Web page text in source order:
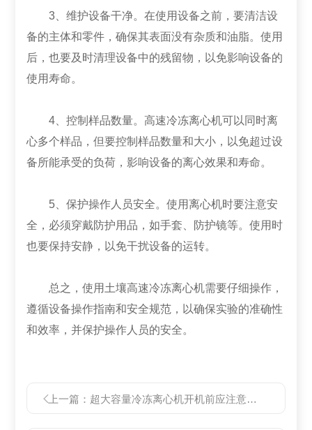
3、维护设备干净。在使用设备之前，要清洁设
备的主体和零件，确保其表面没有杂质和油脂。使用
后，也要及时清理设备中的残留物，以免影响设备的
使用寿命。
4、控制样品数量。高速冷冻离心机可以同时离
心多个样品，但要控制样品数量和大小，以免超过设
备所能承受的负荷，影响设备的离心效果和寿命。
5、保护操作人员安全。使用离心机时要注意安
全，必须穿戴防护用品，如手套、防护镜等。使用时
也要保持安静，以免干扰设备的运转。
总之，使用土壤高速冷冻离心机需要仔细操作，
遵循设备操作指南和安全规范，以确保实验的准确性
和效率，并保护操作人员的安全。
上一篇： 超大容量冷冻离心机开机前应注意的几个要点